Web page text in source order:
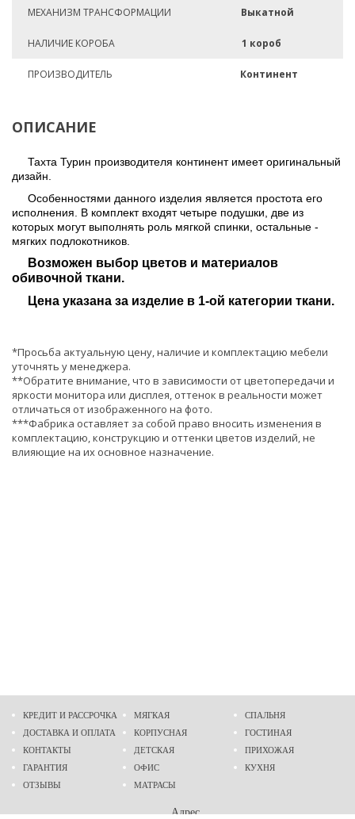
МЕХАНИЗМ ТРАНСФОРМАЦИИ Выкатной
НАЛИЧИЕ КОРОБА 1 короб
ПРОИЗВОДИТЕЛЬ Континент
ОПИСАНИЕ
Тахта Турин производителя континент имеет оригинальный
дизайн.
Особенностями данного изделия является простота его
исполнения. В комплект входят четыре подушки, две из
которых могут выполнять роль мягкой спинки, остальные -
мягких подлокотников.
Возможен выбор цветов и материалов
обивочной ткани.
Цена указана за изделие в 1-ой категории ткани.
*Просьба актуальную цену, наличие и комплектацию мебели
уточнять у менеджера.
**Обратите внимание, что в зависимости от цветопередачи и
яркости монитора или дисплея, оттенок в реальности может
отличаться от изображенного на фото.
***Фабрика оставляет за собой право вносить изменения в
комплектацию, конструкцию и оттенки цветов изделий, не
влияющие на их основное назначение.
КРЕДИТ И РАССРОЧКА
ДОСТАВКА И ОПЛАТА
КОНТАКТЫ
ГАРАНТИЯ
ОТЗЫВЫ
МЯГКАЯ
КОРПУСНАЯ
ДЕТСКАЯ
ОФИС
МАТРАСЫ
СПАЛЬНЯ
ГОСТИНАЯ
ПРИХОЖАЯ
КУХНЯ
Адрес